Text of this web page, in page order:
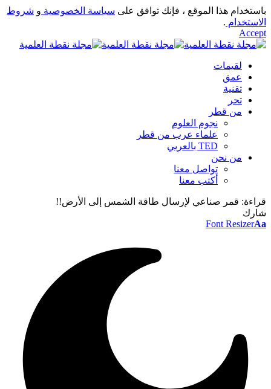
باستخدام هذا الموقع ، فإنك توافق على سياسة الخصوصية و شروط
الاستخدام .
Accept
لقيمات
عمق
تقنية
تحر
من قطر
نجوم العلوم
علماء عرب من قطر
TED بالعربي
من نحن
تواصل معنا
أكتب معنا
قراءة: قمر صناعي لإرسال طاقة الشمس إلى الأرض!!
شارك
Font ResizerAa